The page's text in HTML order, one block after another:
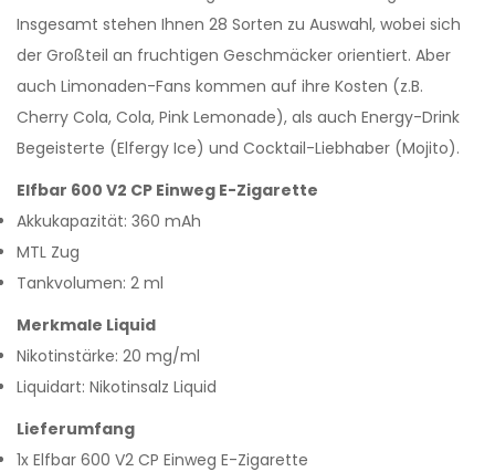
Insgesamt stehen Ihnen 28 Sorten zu Auswahl, wobei sich
der Großteil an fruchtigen Geschmäcker orientiert. Aber
auch Limonaden-Fans kommen auf ihre Kosten (z.B.
Cherry Cola, Cola, Pink Lemonade), als auch Energy-Drink
Begeisterte (Elfergy Ice) und Cocktail-Liebhaber (Mojito).
Elfbar 600 V2 CP Einweg E-Zigarette
Akkukapazität: 360 mAh
MTL Zug
Tankvolumen: 2 ml
Merkmale Liquid
Nikotinstärke: 20 mg/ml
Liquidart: Nikotinsalz Liquid
Lieferumfang
1x Elfbar 600 V2 CP Einweg E-Zigarette